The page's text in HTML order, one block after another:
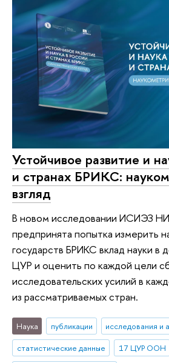
Устойчивое развитие и
и странах БРИКС:
взгляд
В новом исследовании ИСИЭЗ
предпринята попытка измерить
государств БРИКС вклад науки в
ЦУР и оценить по каждой цели
исследовательских усилий в
из рассматриваемых стран.
Наука публикации
исследования и
статистические данные
17 ЦУР ООН